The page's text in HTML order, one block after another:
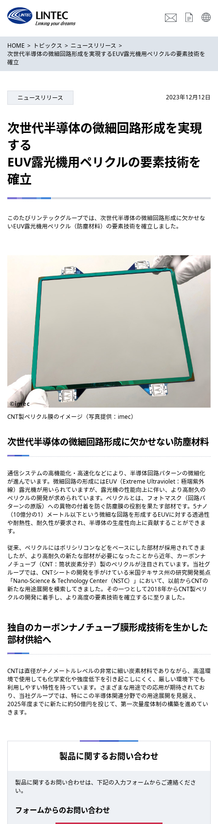
HOME トピックス
ニュースリリース
次世代半導体の微細回路形成を実現するEUV露光機用ペリクルの要素技術を
確立
ニュースリリース 2023年12月12日
次世代半導体の微細回路形成を実現
する
EUV露光機用ペリクルの要素技術を
確立
このたびリンテックグループでは、次世代半導体の微細回路形成に欠かせな
いEUV露光機用ペリクル（防塵材料）の要素技術を確立しました。
CNT製ペリクル膜のイメージ（写真提供：imec）
次世代半導体の微細回路形成に欠かせない防塵材料
通信システムの高機能化・高速化などにより、半導体回路パターンの微細化
が進んでいます。微細回路の形成にはEUV（Extreme Ultraviolet：極端紫外
線）露光機が用いられていますが、露光機の性能向上に伴い、より高耐久の
ペリクルの開発が求められています。ペリクルとは、フォトマスク（回路パ
ターンの原版）への異物の付着を防ぐ防塵膜の役割を果たす部材です。5ナノ
（10億分の1）メートル以下という微細な回路を形成するEUVに対する透過性
や耐熱性、耐久性が要求され、半導体の生産性向上に貢献することができま
す。
従来、ペリクルにはポリシリコンなどをベースにした部材が採用されてきま
したが、より高耐久の新たな部材が必要になったことから近年、カーボンナ
ノチューブ（CNT：筒状炭素分子）製のペリクルが注目されています。当社グ
ループでは、CNTシートの開発を手がけている米国テキサス州の研究開発拠点
「Nano-Science & Technology Center（NSTC）」において、以前からCNTの
新たな用途展開を模索してきました。その一つとして2018年からCNT製ペリ
クルの開発に着手し、より高度の要素技術を確立するに至りました。
独自のカーボンナノチューブ膜形成技術を生かした
部材供給へ
CNTは直径がナノメートルレベルの非常に細い炭素材料でありながら、高温環
境で使用しても化学変化や強度低下を引き起こしにくく、厳しい環境下でも
利用しやすい特性を持っています。さまざまな用途での応用が期待されてお
り、当社グループでは、特にこの半導体関連分野での用途展開を見据え、
2025年度までに新たに約50億円を投じて、第一次量産体制の構築を進めてい
きます。
製品に関するお問い合わせ
製品に関するお問い合わせは、下記の入力フォームからご連絡くださ
い。
フォームからのお問い合わせ